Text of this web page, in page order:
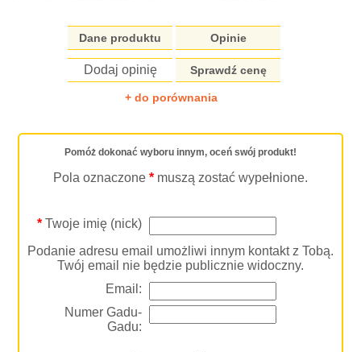
Dane produktu Opinie
Dodaj opinię Sprawdź cenę
+ do porównania
Pomóż dokonać wyboru innym, oceń swój produkt!
Pola oznaczone * muszą zostać wypełnione.
*Twoje imię (nick)
Podanie adresu email umożliwi innym kontakt z Tobą.
Twój email nie będzie publicznie widoczny.
Email:
Numer Gadu-
Gadu: